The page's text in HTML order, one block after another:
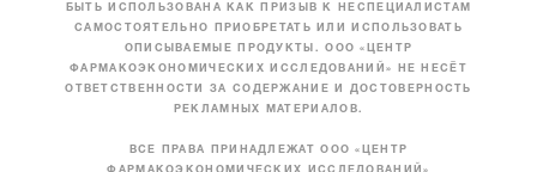
БЫТЬ ИСПОЛЬЗОВАНА КАК ПРИЗЫВ К НЕСПЕЦИАЛИСТАМ
САМОСТОЯТЕЛЬНО ПРИОБРЕТАТЬ ИЛИ ИСПОЛЬЗОВАТЬ
ОПИСЫВАЕМЫЕ ПРОДУКТЫ. ООО «ЦЕНТР
ФАРМАКОЭКОНОМИЧЕСКИХ ИССЛЕДОВАНИЙ» НЕ НЕСЁТ
ОТВЕТСТВЕННОСТИ ЗА СОДЕРЖАНИЕ И ДОСТОВЕРНОСТЬ
РЕКЛАМНЫХ МАТЕРИАЛОВ.
ВСЕ ПРАВА ПРИНАДЛЕЖАТ ООО «ЦЕНТР